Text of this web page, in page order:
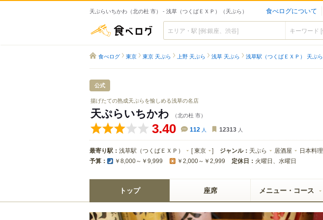
天ぷらいちかわ（北の杜 市） - 浅草（つくばＥＸＰ）（天ぷら） 食べログについて
食べログ
食べログ 東京 東京 天ぷら 上野 天ぷら 浅草 天ぷら 浅草駅（つくばＥＸＰ） 天ぷら
公式
揚げたての熟成天ぷらを愉しめる浅草の名店
天ぷらいちかわ （北の杜 市）
3.40 112 人 12313 人
最寄り駅： 浅草駅（つくばＥＸＰ） [東京 ] ジャンル： 天ぷら 居酒屋 日本料理
予算： ￥8,000～￥9,999 ￥2,000～￥2,999 定休日： 火曜日、水曜日
トップ 座席 メニュー・コース